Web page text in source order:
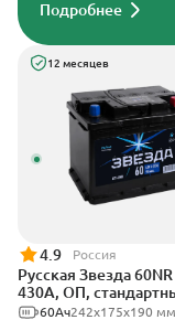
Подробнее
12 месяцев
4.9 Россия
Русская Звезда
430А, ОП,
клеммы242x175x190 мм
60Ач